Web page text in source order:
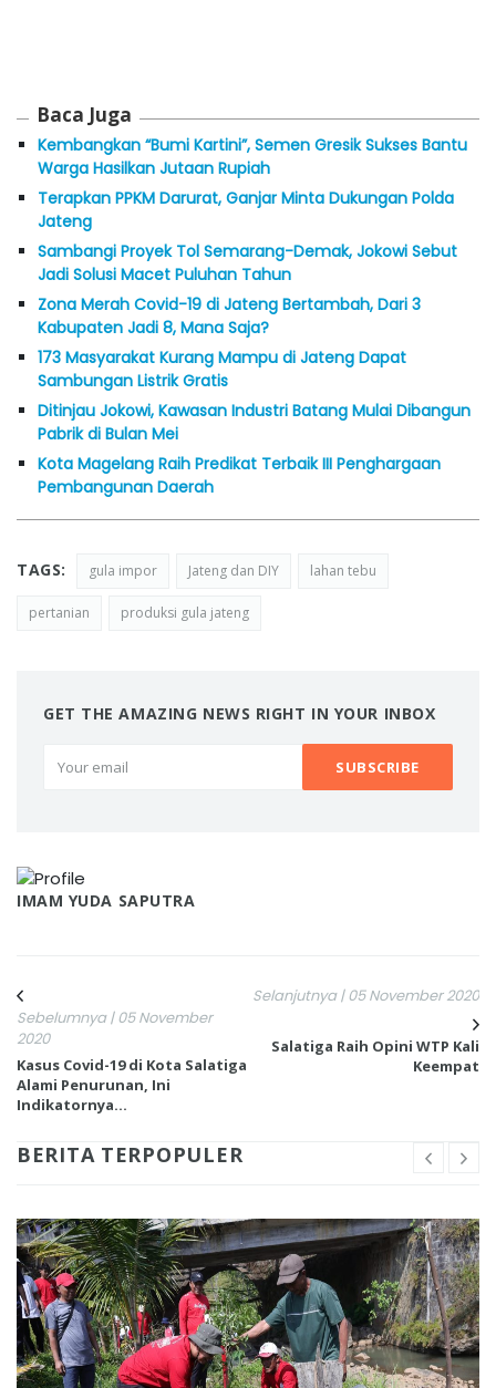
Baca Juga
Kembangkan “Bumi Kartini”, Semen Gresik Sukses Bantu
Warga Hasilkan Jutaan Rupiah
Terapkan PPKM Darurat, Ganjar Minta Dukungan Polda
Jateng
Sambangi Proyek Tol Semarang-Demak, Jokowi Sebut
Jadi Solusi Macet Puluhan Tahun
Zona Merah Covid-19 di Jateng Bertambah, Dari 3
Kabupaten Jadi 8, Mana Saja?
173 Masyarakat Kurang Mampu di Jateng Dapat
Sambungan Listrik Gratis
Ditinjau Jokowi, Kawasan Industri Batang Mulai Dibangun
Pabrik di Bulan Mei
Kota Magelang Raih Predikat Terbaik III Penghargaan
Pembangunan Daerah
TAGS: gula impor Jateng dan DIY lahan tebu
pertanian produksi gula jateng
GET THE AMAZING NEWS RIGHT IN YOUR INBOX
IMAM YUDA SAPUTRA
Sebelumnya | 05 November
2020
Kasus Covid-19 di Kota Salatiga
Alami Penurunan, Ini
Indikatornya…
Selanjutnya | 05 November 2020
Salatiga Raih Opini WTP Kali
Keempat
BERITA TERPOPULER